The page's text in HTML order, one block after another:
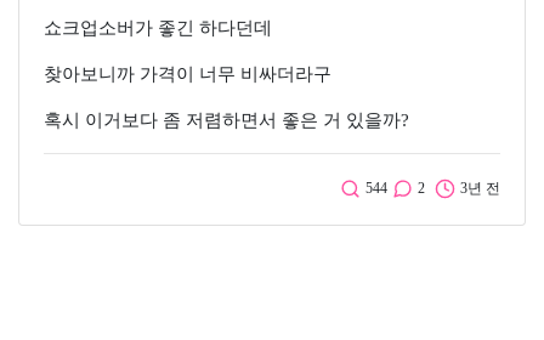
쇼크업소버가 좋긴 하다던데
찾아보니까 가격이 너무 비싸더라구
혹시 이거보다 좀 저렴하면서 좋은 거 있을까?
544 2 3년 전